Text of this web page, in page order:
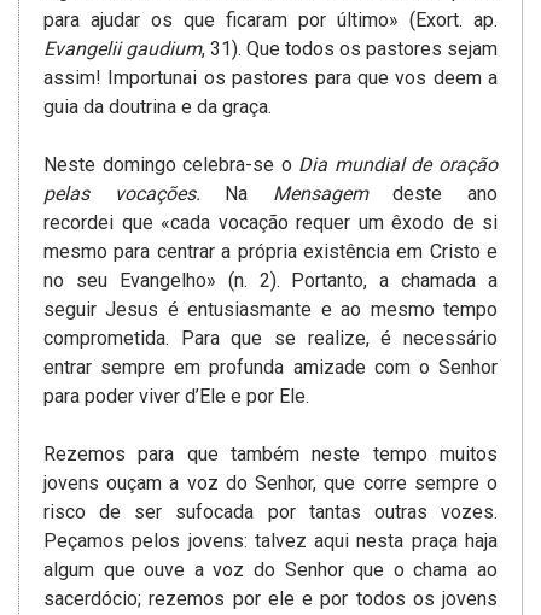
para ajudar os que ficaram por último» (Exort. ap.
Evangelii gaudium, 31). Que todos os pastores sejam
assim! Importunai os pastores para que vos deem a
guia da doutrina e da graça.
Neste domingo celebra-se o Dia mundial de oração
pelas vocações. Na Mensagemdeste ano
recordei que «cada vocação requer um êxodo de si
mesmo para centrar a própria existência em Cristo e
no seu Evangelho» (n. 2). Portanto, a chamada a
seguir Jesus é entusiasmante e ao mesmo tempo
comprometida. Para que se realize, é necessário
entrar sempre em profunda amizade com o Senhor
para poder viver d’Ele e por Ele.
Rezemos para que também neste tempo muitos
jovens ouçam a voz do Senhor, que corre sempre o
risco de ser sufocada por tantas outras vozes.
Peçamos pelos jovens: talvez aqui nesta praça haja
algum que ouve a voz do Senhor que o chama ao
sacerdócio; rezemos por ele e por todos os jovens